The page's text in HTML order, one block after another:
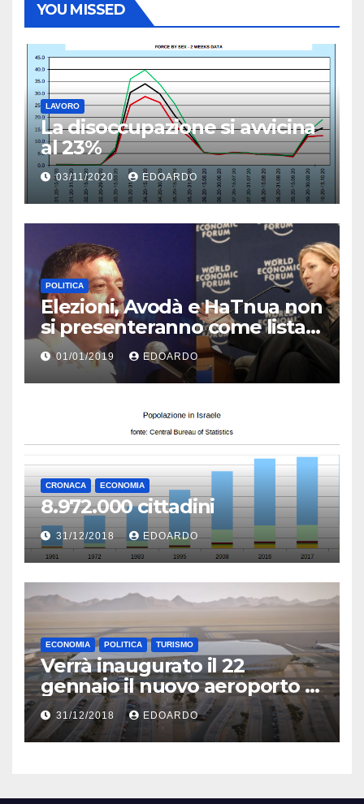
YOU MISSED
LAVORO
La disoccupazione si avvicina
al 23%
03/11/2020 EDOARDO
POLITICA
Elezioni, Avodà e HaTnua non
si presenteranno come lista
unica
01/01/2019 EDOARDO
CRONACA ECONOMIA
8.972.000 cittadini
31/12/2018 EDOARDO
ECONOMIA POLITICA TURISMO
Verrà inaugurato il 22
gennaio il nuovo aeroporto di
Eilat
31/12/2018 EDOARDO